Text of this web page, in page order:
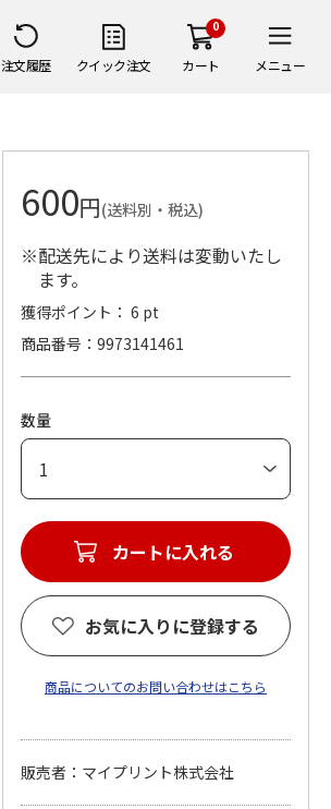
注文履歴 クイック注文
0
カート メニュー
600円(送料別・税込)
※配送先により送料は変動いたし
ます。
獲得ポイント： 6 pt
商品番号
9973141461
数量
カートに入れる
お気に入りに登録する
商品についてのお問い合わせはこちら
販売者：マイプリント株式会社